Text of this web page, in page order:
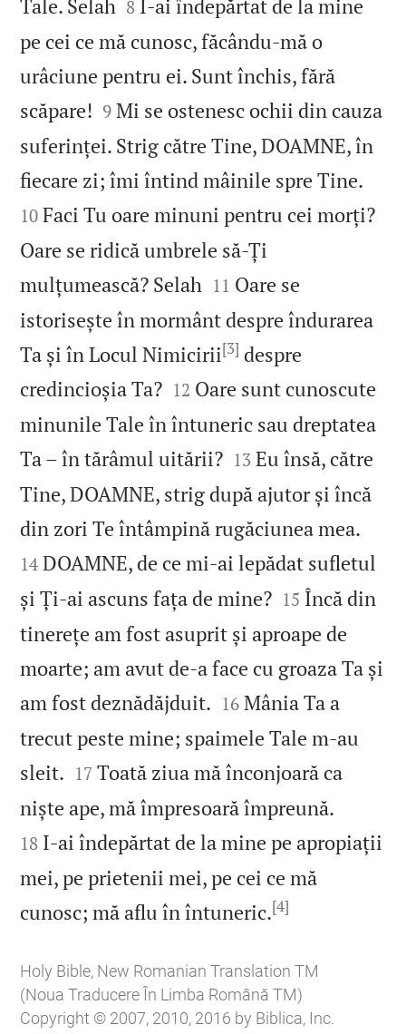
Tale. Selah 8 I‑ai îndepărtat de la mine
pe cei ce mă cunosc, făcându‑mă o
urâciune pentru ei. Sunt închis, fără
scăpare! 

9 Mi se ostenesc ochii din cauza
suferinței. Strig către Tine, DOAMNE, în
fiecare zi; îmi întind mâinile spre Tine.
10 Faci Tu oare minuni pentru cei morți?
Oare se ridică umbrele să‑Ți
mulțumească? Selah 

11 Oare se
istorisește în mormânt despre îndurarea
Ta și în Locul Nimicirii[3] despre
credincioșia Ta?
12 Oare sunt cunoscute
minunile Tale în întuneric sau dreptatea
Ta – în tărâmul uitării?
13 Eu însă, către
Tine, DOAMNE, strig după ajutor și încă
din zori Te întâmpină rugăciunea mea.
14 DOAMNE, de ce mi‑ai lepădat sufletul
și Ți‑ai ascuns fața de mine?
15 Încă din
tinerețe am fost asuprit și aproape de
moarte; am avut de‑a face cu groaza Ta și
am fost deznădăjduit. 

16 Mânia Ta a
trecut peste mine; spaimele Tale m‑au
sleit. 

17 Toată ziua mă înconjoară ca
niște ape, mă împresoară împreună.
18 I‑ai îndepărtat de la mine pe apropiații
mei, pe prietenii mei, pe cei ce mă
cunosc; mă aflu în întuneric.[4]
Holy Bible, New Romanian Translation TM
(Noua Traducere În Limba Română TM)
Copyright © 2007, 2010, 2016 by Biblica, Inc.